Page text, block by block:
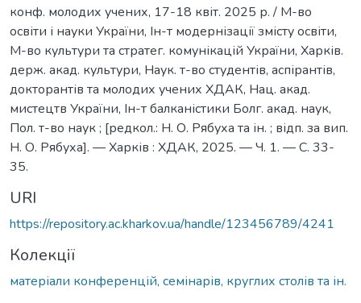
конф. молодих учених, 17-18 квіт. 2025 р. / М-во
освіти і науки України, Ін-т модернізації змісту освіти,
М-во культури та стратег. комунікацій України, Харків.
держ. акад. культури, Наук. т-во студентів, аспірантів,
докторантів та молодих учених ХДАК, Нац. акад.
мистецтв України, Ін-т балканістики Болг. акад. наук,
Пол. т-во наук ; [редкол.: Н. О. Рябуха та ін. ; відп. за вип.
Н. О. Рябуха]. — Харків : ХДАК, 2025. — Ч. 1. — С. 33-
35.
URI
https://repository.ac.kharkov.ua/handle/123456789/4241
Колекції
матеріали конференцій, семінарів, круглих столів та ін.